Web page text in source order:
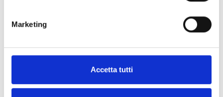
Marketing
Accetta tutti
Dieses Produkt ist in folgenden
Ausführungen erhältlich